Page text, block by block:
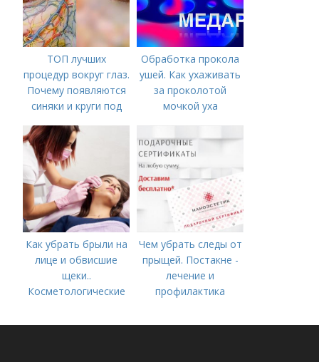
ТОП лучших
процедур вокруг глаз.
Почему появляются
синяки и круги под
Обработка прокола
ушей. Как ухаживать
за проколотой
мочкой уха
Как убрать брыли на
лице и обвисшие
щеки..
Косметологические
Чем убрать следы от
прыщей. Постакне -
лечение и
профилактика